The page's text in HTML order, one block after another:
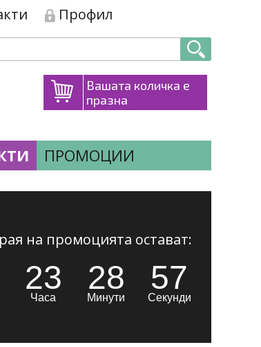
Профил
Вашата количка е
празна
ПРОМОЦИИ
на промоцията остават:
23
Часа
28
Минути
56
Секунди